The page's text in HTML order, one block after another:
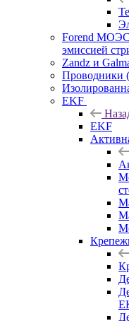
Forend МОЭС
эмиссией
Zandz и
Проводники
EKF
EKF